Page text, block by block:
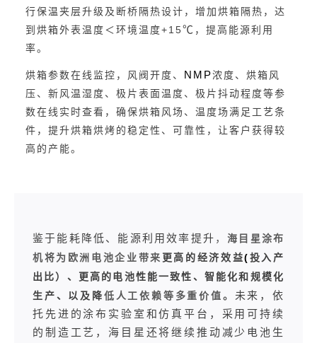
行保温夹层升级及断桥隔热设计，增加烘箱隔热，达
到烘箱外表温度＜环境温度+15℃ ，提高能源利用
率。
烘箱参数在线监控，风阀开度、 NMP浓度、烘箱风
压、新风温湿度、极片表面温度、极片抖动程度等参
数在线实时查看，确保烘箱风场、温度场满足工艺条
件，提升烘箱烘烤的稳定性、可靠性，让客户获得较
高的产能。
鉴于能耗降低、能源利用效率提升 ，海目星涂布
机将为欧洲电池企业带来 更高的经济效益( 投入产
出比）、更高的电池性能一致性、智能化和规模化
生产、以及降 低人工依赖 等多重价值。 未来，依
托先进的涂布实验室和仿真平台，采用可持续
的制造工艺，海目星还将继续推动减少电池生